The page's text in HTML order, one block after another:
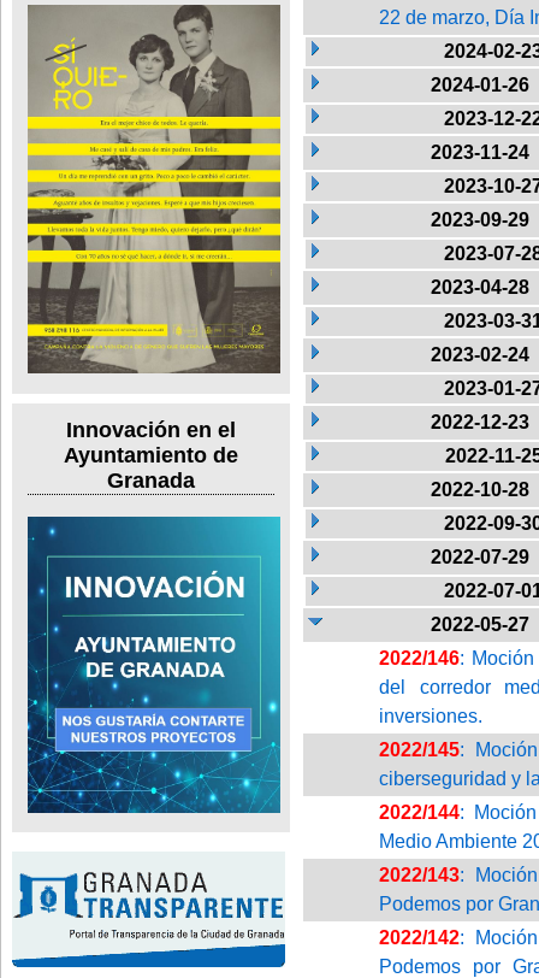
Innovación en el
Ayuntamiento de
Granada
22 de marzo, Día
2024-02-
2024-01-26
2023-12-
2023-11-24
2023-10-
2023-09-29
2023-07-
2023-04-28
2023-03-
2023-02-24
2023-01-
2022-12-23
2022-11-
2022-10-28
2022-09-
2022-07-29
2022-07-
2022-05-27
2022/146:
del corredor
inversiones.
2022/145:
ciberseguridad y
2022/144:
Medio Ambiente
2022/143:
Podemos por
2022/142:
Podemos por